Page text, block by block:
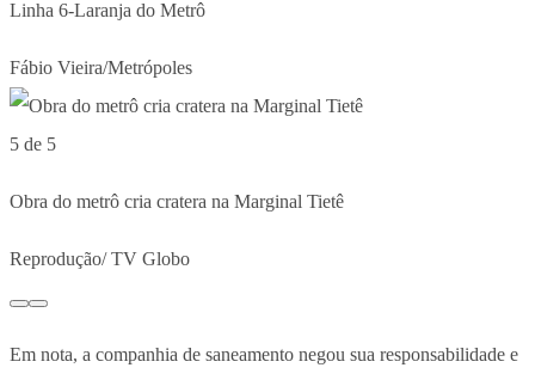
Linha 6-Laranja do Metrô
Fábio Vieira/Metrópoles
5 de 5
Obra do metrô cria cratera na Marginal Tietê
Reprodução/ TV Globo
Em nota, a companhia de saneamento negou sua responsabilidade e